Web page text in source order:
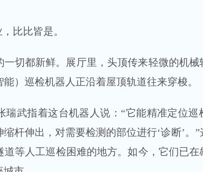
比比皆是。
切都新鲜。展厅里，头顶传来轻微的机械
）巡检机器人正沿着屋顶轨道往来穿梭。
瑞武指着这台机器人说：“它能精准定位巡
杆伸出，对需要检测的部位进行‘诊断’。
等人工巡检困难的地方。如今，它们已在